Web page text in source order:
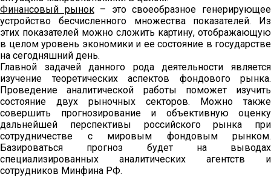
Финансовый рынок– это своеобразное генерирующее
устройство бесчисленного множества показателей. Из
этих показателей можно сложить картину, отображающую
в целом уровень экономики и ее состояние в государстве
на сегодняшний день.
Главной задачей данного рода деятельности является
изучение теоретических аспектов фондового рынка.
Проведение аналитической работы поможет изучить
состояние двух рыночных секторов. Можно также
совершить прогнозирование и объективную оценку
дальнейшей перспективы российского рынка при
сотрудничестве с мировым фондовым рынком.
Базироваться прогноз будет на выводах
специализированных аналитических агентств и
сотрудников Минфина РФ.